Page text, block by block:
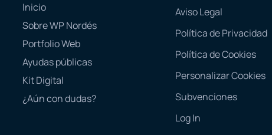
Inicio
Sobre WP Nordés
Portfolio Web
Ayudas públicas
Kit Digital
¿Aún con dudas?
Aviso Legal
Política de Privacidad
Política de Cookies
Personalizar Cookies
Subvenciones
Log In